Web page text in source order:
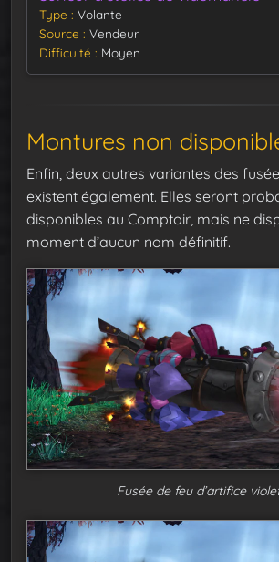
Type
Volante
Source
Vendeur
Difficulté
Moyen
Montures non
Enfin, deux autres variantes des
existent également. Elles seront
disponibles au Comptoir, mais ne
moment d’aucun nom définitif.
Fusée de feu d’artifice